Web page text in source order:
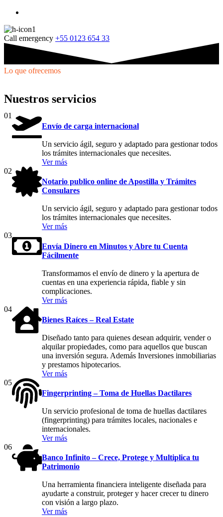
Call emergency +55 0123 654 33
Lo que ofrecemos
Nuestros servicios
01
Envío de carga internacional
Un servicio ágil, seguro y adaptado para gestionar todos
los trámites internacionales que necesites.
Ver más
02
Notario publico online de Apostilla y Trámites
Consulares
Un servicio ágil, seguro y adaptado para gestionar todos
los trámites internacionales que necesites.
Ver más
03
Envía Dinero en Minutos y Abre tu Cuenta
Fácilmente
Transformamos el envío de dinero y la apertura de
cuentas en una experiencia rápida, fiable y sin
complicaciones.
Ver más
04
Bienes Raíces – Real Estate
Diseñado tanto para quienes desean adquirir, vender o
alquilar propiedades, como para aquellos que buscan
una inversión segura. Además Inversiones inmobiliarias
y prestamos hipotecarios.
Ver más
05
Fingerprinting – Toma de Huellas Dactilares
Un servicio profesional de toma de huellas dactilares
(fingerprinting) para trámites locales, nacionales e
internacionales.
Ver más
06
Banco Infinito – Crece, Protege y Multiplica tu
Patrimonio
Una herramienta financiera inteligente diseñada para
ayudarte a construir, proteger y hacer crecer tu dinero
con visión a largo plazo.
Ver más